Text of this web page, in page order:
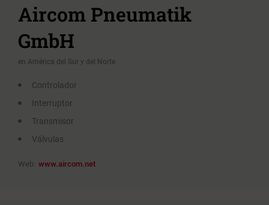
Aircom Pneumatik
GmbH
en América del Sur y del Norte
Controlador
Interruptor
Transmisor
Válvulas
Web: www.aircom.net